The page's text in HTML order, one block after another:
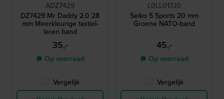
ADZ7429
DZ7429 Mr Daddy 2.0 28
mm Meerkleurige textiel-
leren band
35,-
● Op voorraad
Vergelijk
L0LL017J0
Seiko 5 Sports 20 mm
Groene NATO-band
45,-
● Op voorraad
Vergelijk